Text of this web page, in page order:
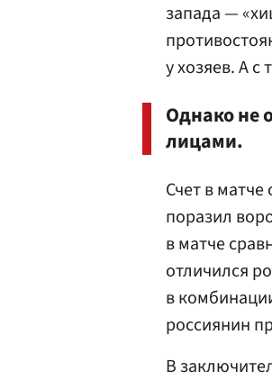
запада —
у хозяев. А
Однако не
лицами.
Счет в
поразил
в матче
отличился
в
россиянин
В